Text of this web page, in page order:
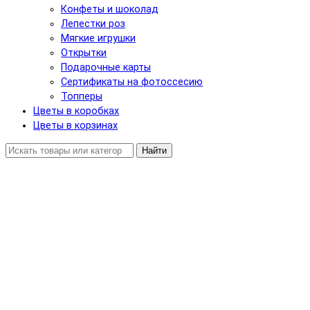
Конфеты и шоколад
Лепестки роз
Мягкие игрушки
Открытки
Подарочные карты
Сертификаты на фотоссесию
Топперы
Цветы в коробках
Цветы в корзинах
Найти